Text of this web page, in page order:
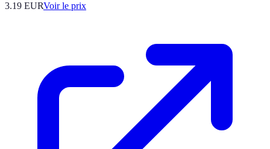
3.19 EURVoir le prix